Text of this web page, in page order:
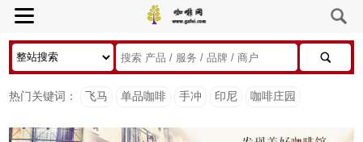
热门关键词： 飞马 单品咖啡 手冲 印尼 咖啡庄园